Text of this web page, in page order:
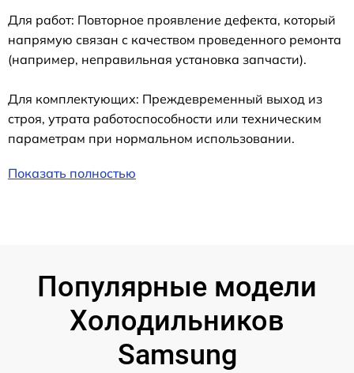
Для работ: Повторное проявление дефекта, который
напрямую связан с качеством проведенного ремонта
(например, неправильная установка запчасти).
Для комплектующих: Преждевременный выход из
строя, утрата работоспособности или техническим
параметрам при нормальном использовании.
Показать полностью
Популярные модели
Холодильников
Samsung